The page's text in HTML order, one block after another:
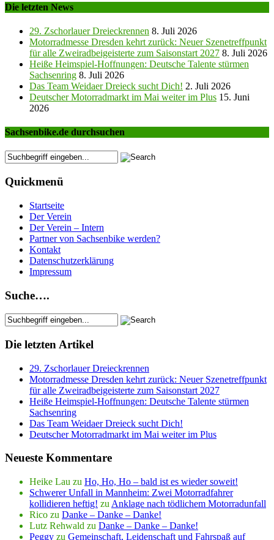
Die letzten News
29. Zschorlauer Dreieckrennen 8. Juli 2026
Motorradmesse Dresden kehrt zurück: Neuer Szenetreffpunkt
für alle Zweiradbeigeisterte zum Saisonstart 2027 8. Juli 2026
Heiße Heimspiel-Hoffnungen: Deutsche Talente stürmen
Sachsenring 8. Juli 2026
Das Team Weidaer Dreieck sucht Dich! 2. Juli 2026
Deutscher Motorradmarkt im Mai weiter im Plus 15. Juni
2026
Sachsenbike.de durchsuchen
Quickmenü
Startseite
Der Verein
Der Verein – Intern
Partner von Sachsenbike werden?
Kontakt
Datenschutzerklärung
Impressum
Suche….
Die letzten Artikel
29. Zschorlauer Dreieckrennen
Motorradmesse Dresden kehrt zurück: Neuer Szenetreffpunkt
für alle Zweiradbeigeisterte zum Saisonstart 2027
Heiße Heimspiel-Hoffnungen: Deutsche Talente stürmen
Sachsenring
Das Team Weidaer Dreieck sucht Dich!
Deutscher Motorradmarkt im Mai weiter im Plus
Neueste Kommentare
Heike Lau zu Ho, Ho, Ho – bald ist es wieder soweit!
Schwerer Unfall in Mannheim: Zwei Motorradfahrer
kollidieren heftig! zu Anklage nach tödlichem Motorradunfall
Rico zu Danke – Danke – Danke!
Lutz Rehwald zu Danke – Danke – Danke!
Peggy zu Gemeinschaft, Leidenschaft und Fahrspaß auf